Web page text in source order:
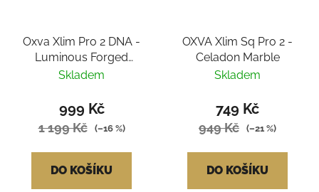
Oxva Xlim Pro 2 DNA -
Luminous Forged
Carbon Fiber
Skladem
999 Kč
1 199 Kč (–16 %)
DO KOŠÍKU
OXVA Xlim Sq Pro 2 -
Celadon Marble
Skladem
749 Kč
949 Kč (–21 %)
DO KOŠÍKU